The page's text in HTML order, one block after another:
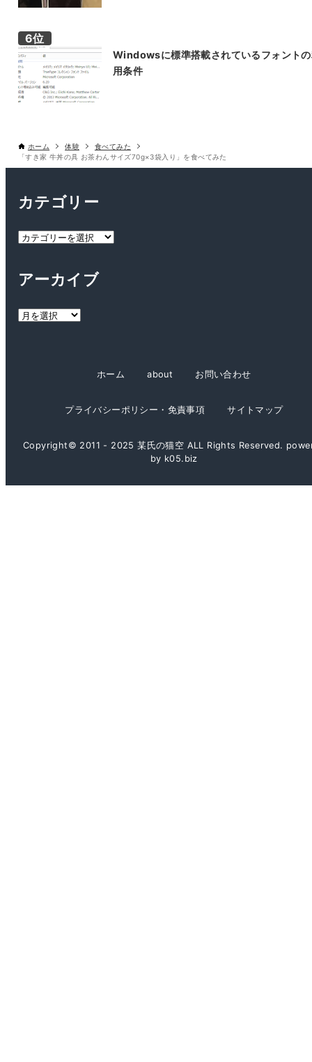
Windowsに標準搭載されているフォント
用条件
ホーム 体験
食べてみた
「すき家 牛丼の具 お茶わんサイズ70g×3袋入り」を食べてみた
カテゴリー
カ
リ
アーカイブ
ア
ホーム about お問い合わせ
プライバシーポリシー・免責事項 サイトマップ
Copyright© 2011 - 2025 某氏の猫空 ALL Rights Reserved.
by k05.biz